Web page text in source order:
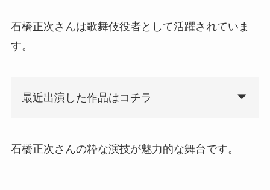
石橋正次さんは歌舞伎役者として活躍されていま
す。
最近出演した作品はコチラ
石橋正次さんの粋な演技が魅力的な舞台です。